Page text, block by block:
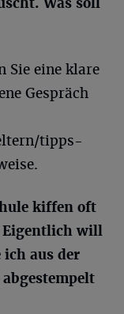
Was soll
Sie eine klare
Gespräch
tipps-
kiffen oft
Eigentlich will
aus der